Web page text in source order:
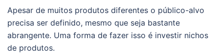
Apesar de muitos produtos diferentes o público-alvo
precisa ser definido, mesmo que seja bastante
abrangente. Uma forma de fazer isso é investir nichos
de produtos.